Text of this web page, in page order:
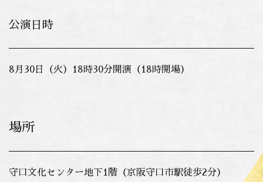
公演日時
8月30日（火）18時30分開演（18時開場）
場所
守口文化センター地下1階（京阪守口市駅徒歩2分）